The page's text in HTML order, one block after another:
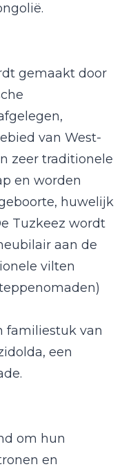
gemaakt door
van West-
zeer traditionele
en worden
huwelijk
Tuzkeez wordt
aan de
vilten
familiestuk van
een
om hun
en